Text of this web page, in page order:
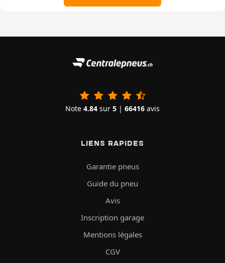
Note 4.84 sur 5 | 66416 avis
LIENS RAPIDES
Garantie pneus
Guide du pneu
Avis
Inscription garage
Mentions légales
CGV